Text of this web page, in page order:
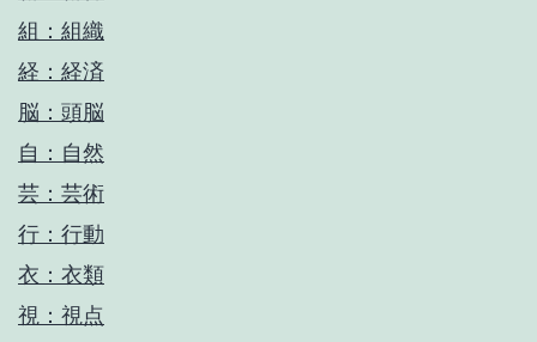
組：組織
経：経済
脳：頭脳
自：自然
芸：芸術
行：行動
衣：衣類
視：視点